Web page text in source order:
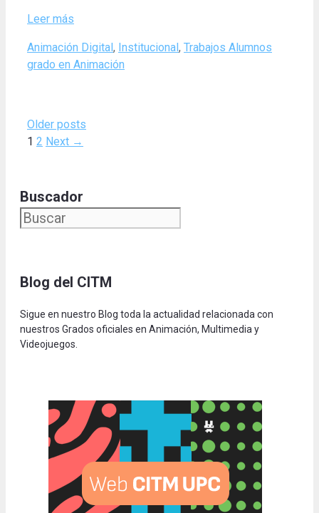
Leer más
Categories
Animación Digital , Institucional , Trabajos Alumnos
grado en Animación
Older posts
Page
1 Page
2 Next →
Buscador
Blog del CITM
Sigue en nuestro Blog toda la actualidad relacionada con
nuestros Grados oficiales en Animación, Multimedia y
Videojuegos.